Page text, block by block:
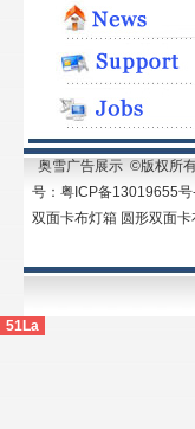
奥雪广告展示 ©版权所
号：粤ICP备13019655
双面卡布灯箱 圆形双面
51La